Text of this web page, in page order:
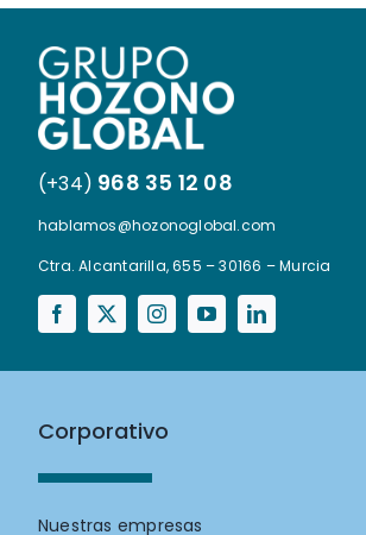
(+34) 968 35 12 08
hablamos@hozonoglobal.com
Ctra. Alcantarilla, 655 – 30166 – Murcia
Corporativo
Nuestras empresas